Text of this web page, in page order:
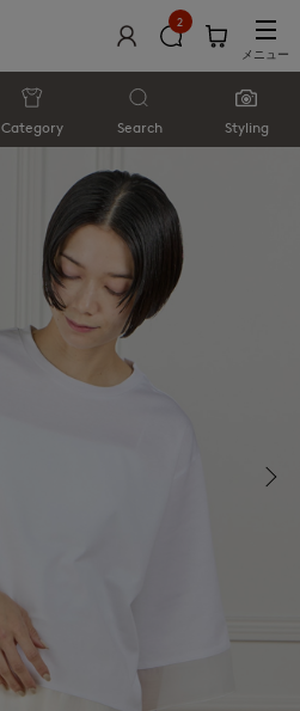
2
メニュー
Category Search Styling